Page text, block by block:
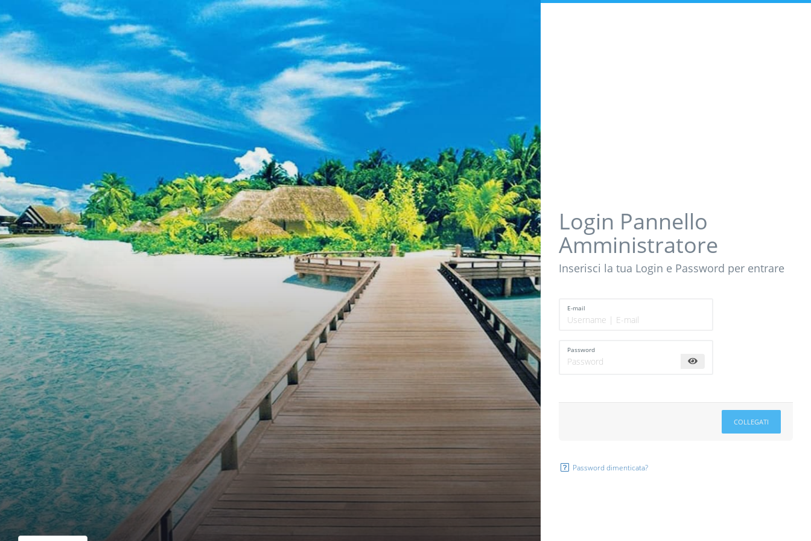
Login Pannello
Amministratore
Inserisci la tua Login e Password per entrare
E-mail
Password
COLLEGATI
Password dimenticata?